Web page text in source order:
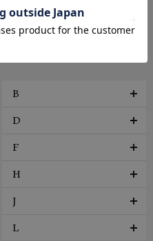
ヴィンテージ
B
D
F
H
J
L